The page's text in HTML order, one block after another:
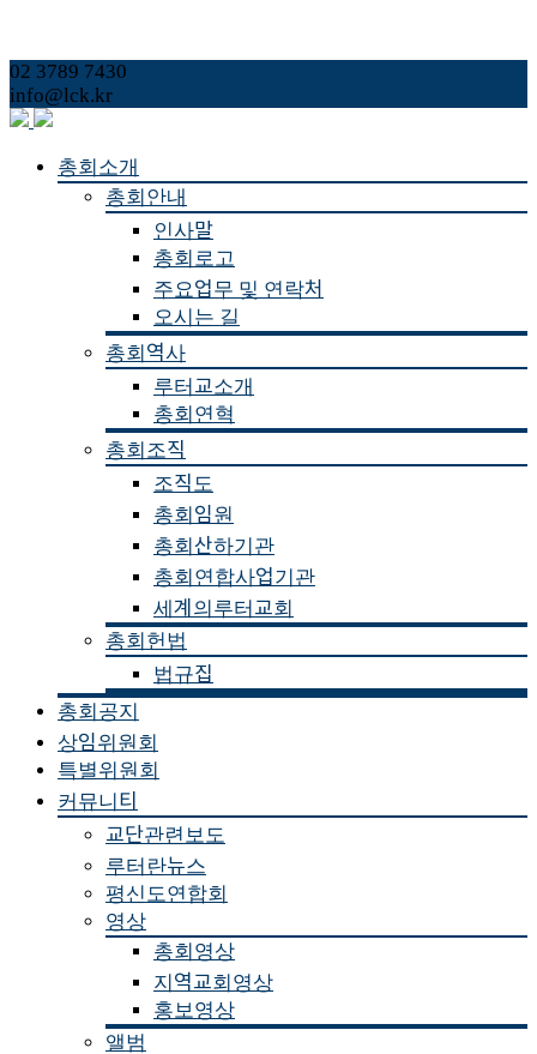
02 3789 7430
info@lck.kr
Skip
총회소개
총회안내
인사말
총회로고
주요업무 및 연락처
오시는 길
총회역사
루터교소개
총회연혁
총회조직
조직도
총회임원
총회산하기관
총회연합사업기관
세계의루터교회
총회헌법
법규집
총회공지
상임위원회
특별위원회
커뮤니티
교단관련보도
루터란뉴스
평신도연합회
영상
총회영상
지역교회영상
홍보영상
앨범